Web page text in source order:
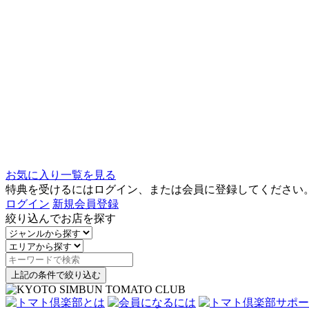
お気に入り一覧を見る
特典を受けるにはログイン、または会員に登録してください
ログイン 新規会員登録
絞り込んでお店を探す
上記の条件で絞り込む